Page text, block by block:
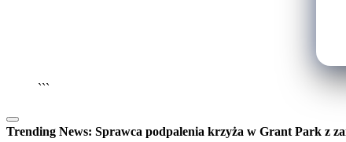
```
Trending News: Sprawca podpalenia krzyża w Grant Park z